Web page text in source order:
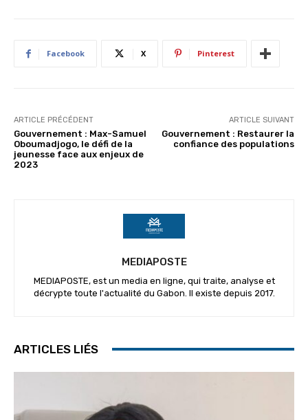
Facebook X Pinterest
ARTICLE PRÉCÉDENT
Gouvernement : Max-Samuel
Oboumadjogo, le défi de la
jeunesse face aux enjeux de
2023
ARTICLE SUIVANT
Gouvernement : Restaurer la
confiance des populations
MEDIAPOSTE
MEDIAPOSTE, est un media en ligne, qui traite, analyse et
décrypte toute l'actualité du Gabon. Il existe depuis 2017.
ARTICLES LIÉS